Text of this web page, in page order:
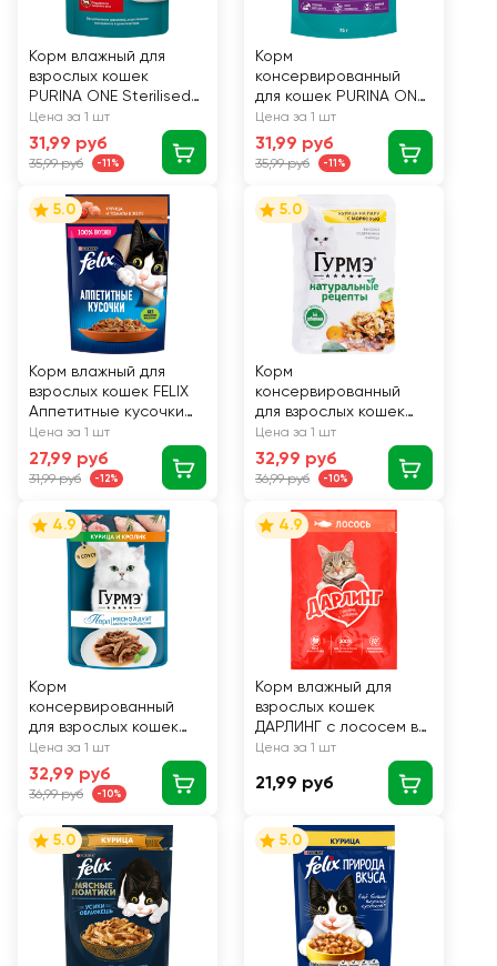
Корм влажный для
взрослых кошек
PURINA ONE Sterilised
с говядиной и
морковью в соусе, 75г
Цена за 1 шт
31,99 руб
35,99 руб -11%
Корм
консервированный
для кошек PURINA ONE
с уткой и индейкой,
для особенно
привередливых к
вкусу, 75г
Цена за 1 шт
31,99 руб
35,99 руб -11%
5.0
Корм влажный для
взрослых кошек FELIX
Аппетитные кусочки
Курица и томаты в
желе, 75г
Цена за 1 шт
27,99 руб
31,99 руб -12%
5.0
Корм
консервированный
для взрослых кошек
ГУРМЭ Натуральные
рецепты Курица на
пару с морковью, 75г
Цена за 1 шт
32,99 руб
36,99 руб -10%
4.9
Корм
консервированный
для взрослых кошек
ГУРМЭ Perle Курица и
кролик в соусе, 75г
Цена за 1 шт
32,99 руб
36,99 руб -10%
4.9
Корм влажный для
взрослых кошек
ДАРЛИНГ с лососем в
подливе, 75г
Цена за 1 шт
21,99 руб
5.0 5.0